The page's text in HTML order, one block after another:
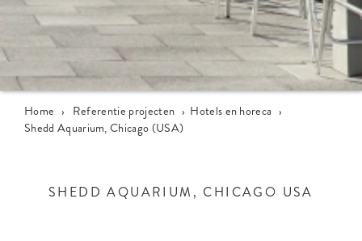
Home › Referentie projecten › Hotels en horeca ›
Shedd Aquarium, Chicago (USA)
SHEDD AQUARIUM, CHICAGO USA